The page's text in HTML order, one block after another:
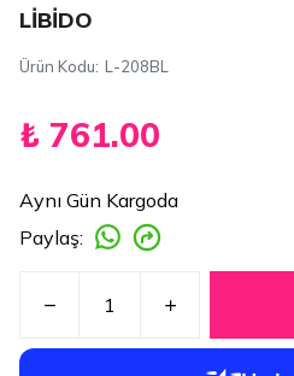
LİBİDO
Ürün Kodu: L-208BL
₺ 761.00
Aynı Gün Kargoda
Paylaş: